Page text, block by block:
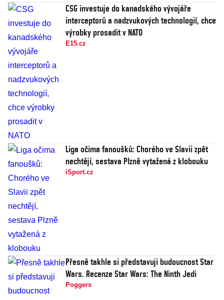
CSG investuje do kanadského vývojáře
interceptorů a nadzvukových technologií, chce
výrobky prosadit v NATO
E15.cz
Liga očima fanoušků: Chorého ve Slavii zpět
nechtějí, sestava Plzně vytažená z klobouku
iSport.cz
Přesně takhle si představuji budoucnost Star
Wars. Recenze Star Wars: The Ninth Jedi
Poggers